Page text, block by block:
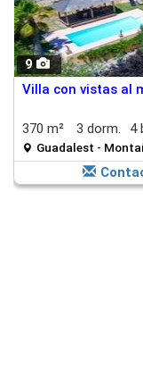
9
Villa con vistas al
370 m² 3 dorm. 4
Guadalest -